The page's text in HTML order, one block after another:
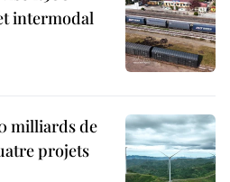
intermodal
milliards de
projets